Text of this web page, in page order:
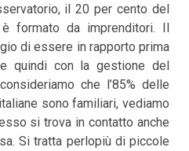
il 20 per cento del
formato da imprenditori. Il
di essere in rapporto prima
quindi con la gestione del
che l’85% delle
sono familiari, vediamo
si trova in contatto anche
Si tratta perlopiù di piccole